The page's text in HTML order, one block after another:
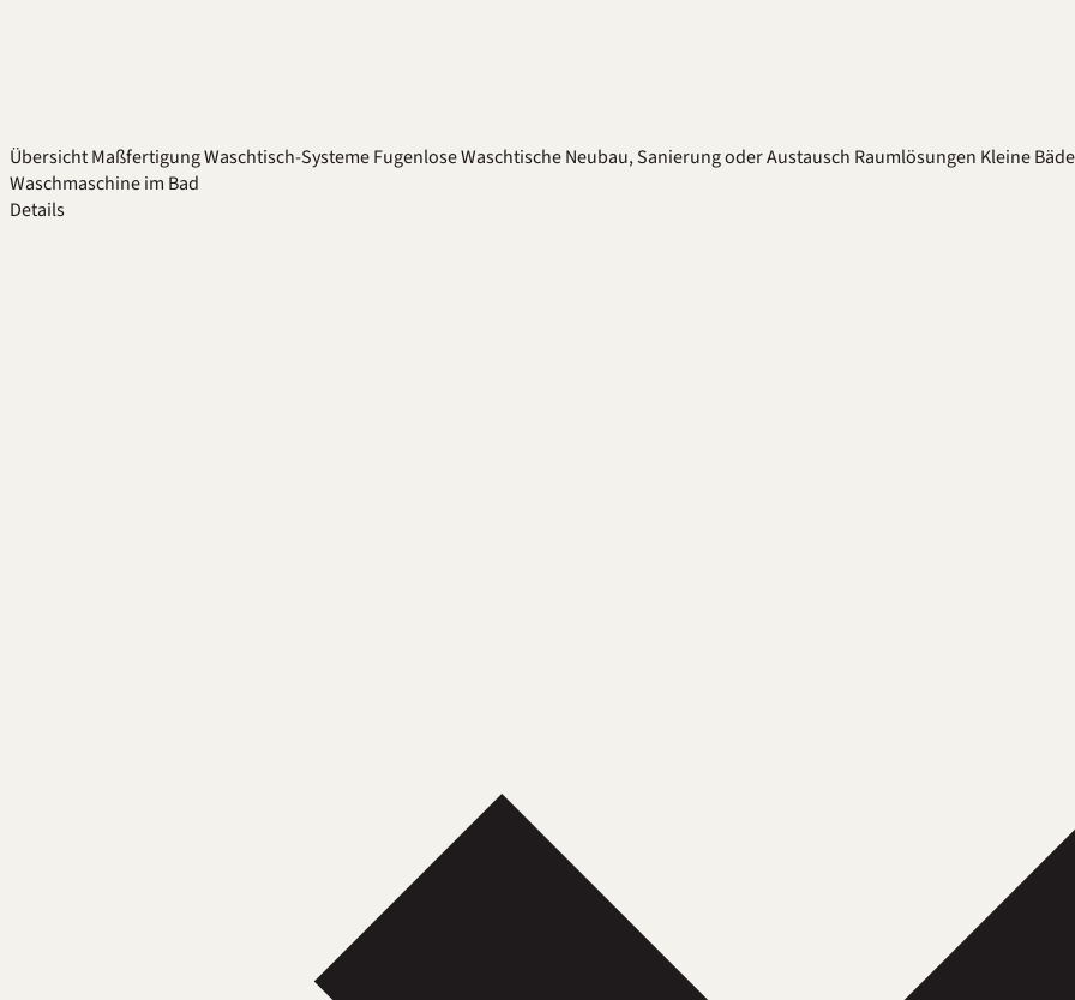
ÜbersichtMaßfertigungWaschtisch-SystemeFugenlose WaschtischeNeubau, Sanierung oder Austausch Raumlösungen Kleine
Waschmaschine im Bad
Details